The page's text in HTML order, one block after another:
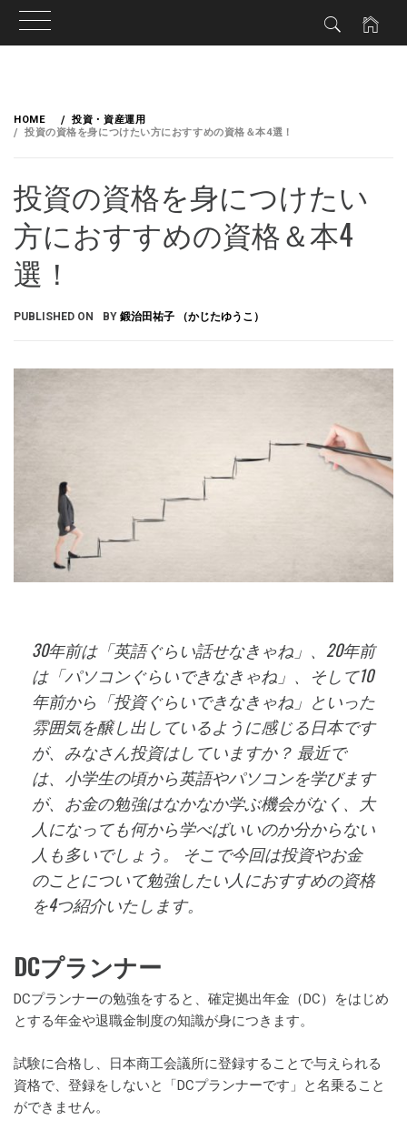
HOME
投資・資産運用
投資の資格を身につけたい方におすすめの資格＆本4選！
投資の資格を身につけたい
方におすすめの資格＆本4
選！
PUBLISHED ON BY 鍛治田祐子 （かじたゆうこ）
30年前は「英語ぐらい話せなきゃね」、20年前
は「パソコンぐらいできなきゃね」、そして10
年前から「投資ぐらいできなきゃね」といった
雰囲気を醸し出しているように感じる日本です
が、みなさん投資はしていますか？ 最近で
は、小学生の頃から英語やパソコンを学びます
が、お金の勉強はなかなか学ぶ機会がなく、大
人になっても何から学べばいいのか分からない
人も多いでしょう。 そこで今回は投資やお金
のことについて勉強したい人におすすめの資格
を4つ紹介いたします。
DCプランナー
DCプランナーの勉強をすると、確定拠出年金（DC）をはじめ
とする年金や退職金制度の知識が身につきます。
試験に合格し、日本商工会議所に登録することで与えられる
資格で、登録をしないと「DCプランナーです」と名乗ること
ができません。